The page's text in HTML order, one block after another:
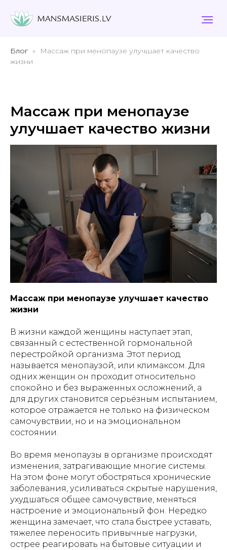
Блог
Массаж при менопаузе улучшает качество
жизни
Массаж при менопаузе
улучшает качество жизни
Массаж при менопаузе улучшает качество
жизни
В жизни каждой женщины наступает этап,
связанный с естественной гормональной
перестройкой организма. Этот период
называется менопаузой, или климаксом. Для
одних женщин он проходит относительно
спокойно и без выраженных осложнений, а
для других становится серьёзным испытанием,
которое отражается не только на физическом
самочувствии, но и на эмоциональном
состоянии.
Во время менопаузы в организме происходят
изменения, затрагивающие многие системы.
На этом фоне могут обостряться хронические
заболевания, усиливаться скрытые нарушения,
ухудшаться общее самочувствие, меняться
настроение и эмоциональный фон. Нередко
женщина замечает, что стала быстрее уставать,
тяжелее переносить привычные нагрузки,
острее реагировать на бытовые ситуации и